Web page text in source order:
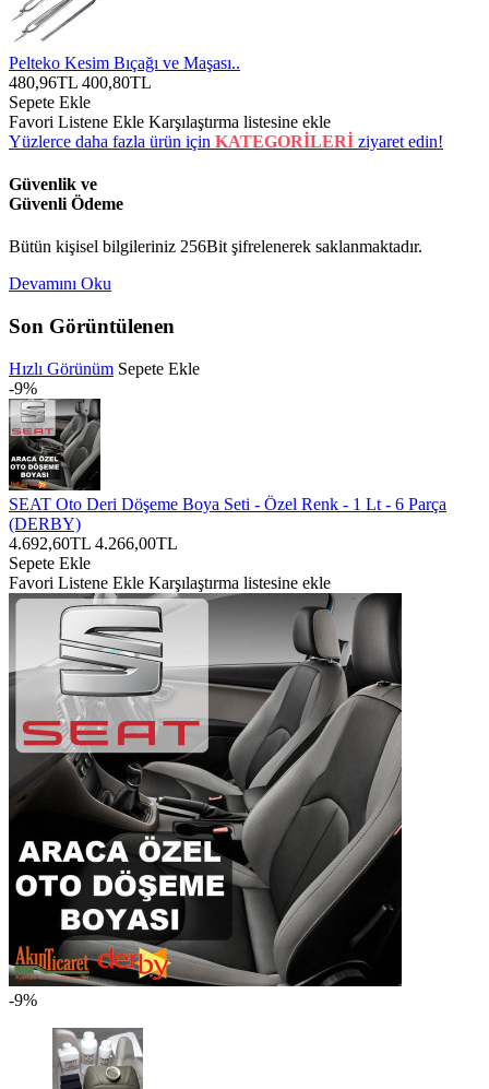
Pelteko Kesim Bıçağı ve Maşası..
480,96TL 400,80TL
Sepete Ekle
Favori Listene Ekle Karşılaştırma listesine ekle
Yüzlerce daha fazla ürün için KATEGORİLERİ ziyaret edin!
Güvenlik ve
Güvenli Ödeme
Bütün kişisel bilgileriniz 256Bit şifrelenerek saklanmaktadır.
Devamını Oku
Son Görüntülenen
Hızlı Görünüm Sepete Ekle
-9%
SEAT Oto Deri Döşeme Boya Seti - Özel Renk - 1 Lt - 6 Parça
(DERBY)
4.692,60TL 4.266,00TL
Sepete Ekle
Favori Listene Ekle Karşılaştırma listesine ekle
-9%